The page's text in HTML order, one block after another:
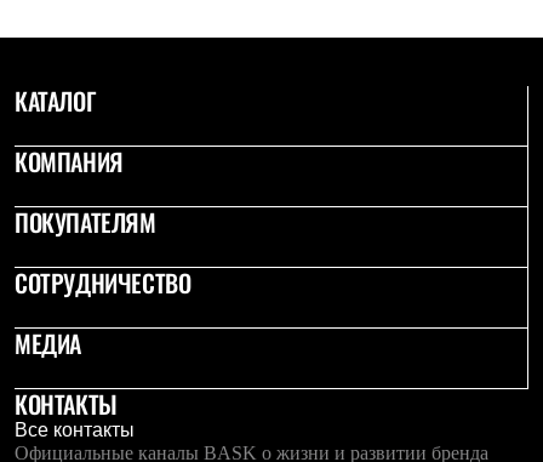
КАТАЛОГ
КОМПАНИЯ
ПОКУПАТЕЛЯМ
СОТРУДНИЧЕСТВО
МЕДИА
КОНТАКТЫ
Все контакты
Официальные каналы BASK о жизни и развитии бренда